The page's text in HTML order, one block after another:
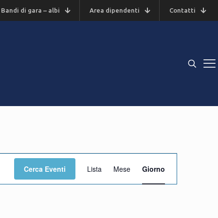
Bandi di gara – albi Area dipendenti Contatti
Cerca Eventi
Evento
Lista Mese Giorno